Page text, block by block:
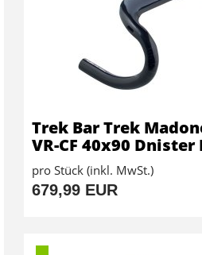
Trek Bar Trek
VR-CF 40x90 Dnister
pro Stück (inkl. MwSt.)
679,99 EUR